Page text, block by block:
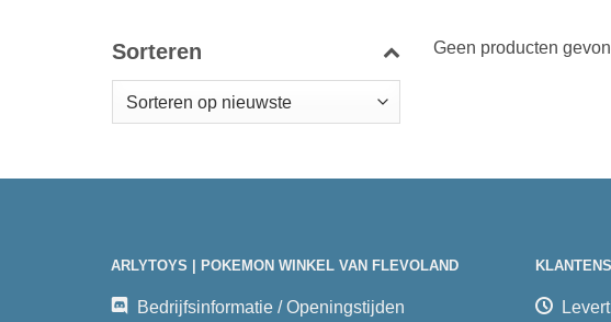
Sorteren Geen producten
ARLYTOYS | POKEMON WINKEL VAN FLEVOLAND
Bedrijfsinformatie / Openingstijden